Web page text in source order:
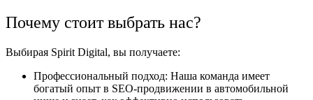
Почему стоит выбрать нас?
Выбирая Spirit Digital, вы получаете:
Профессиональный подход: Наша команда имеет
богатый опыт в SEO-продвижении в автомобильной